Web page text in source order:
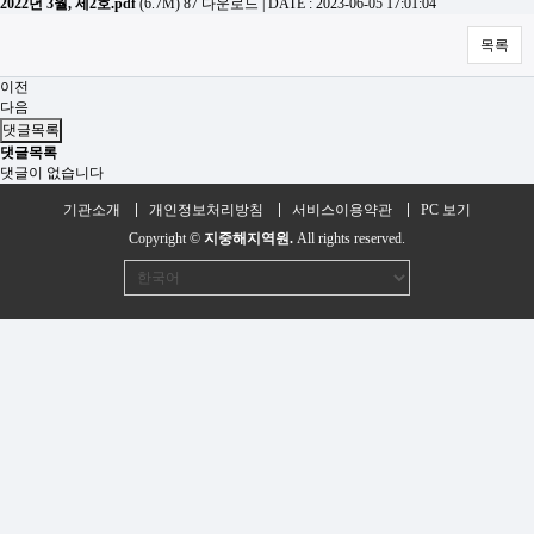
2022년 3월, 제2호.pdf (6.7M) 87 다운로드 DATE : 2023-06-05 17:01:04
목록
이전
다음
댓글목록
댓글목록
댓글이 없습니다
기관소개 개인정보처리방침 서비스이용약관
PC 보기
Copyright © 지중해지역원. All rights reserved.